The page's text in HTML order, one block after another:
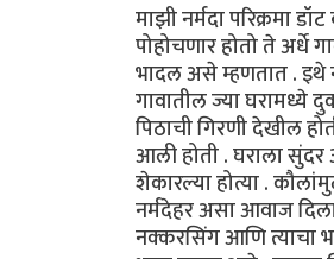
माझी नर्मदा परिक्रमा
पोहोचणार होतो ते अर्धे
भादल असे म्हणतात . इथे
गावातील ज्या घरामध्ये
पिठाची गिरणी देखील
आली होती . घराला
शेकारल्या होत्या .
नर्मदेहर असा आवाज
नक्करसिंग आणि त्याचा